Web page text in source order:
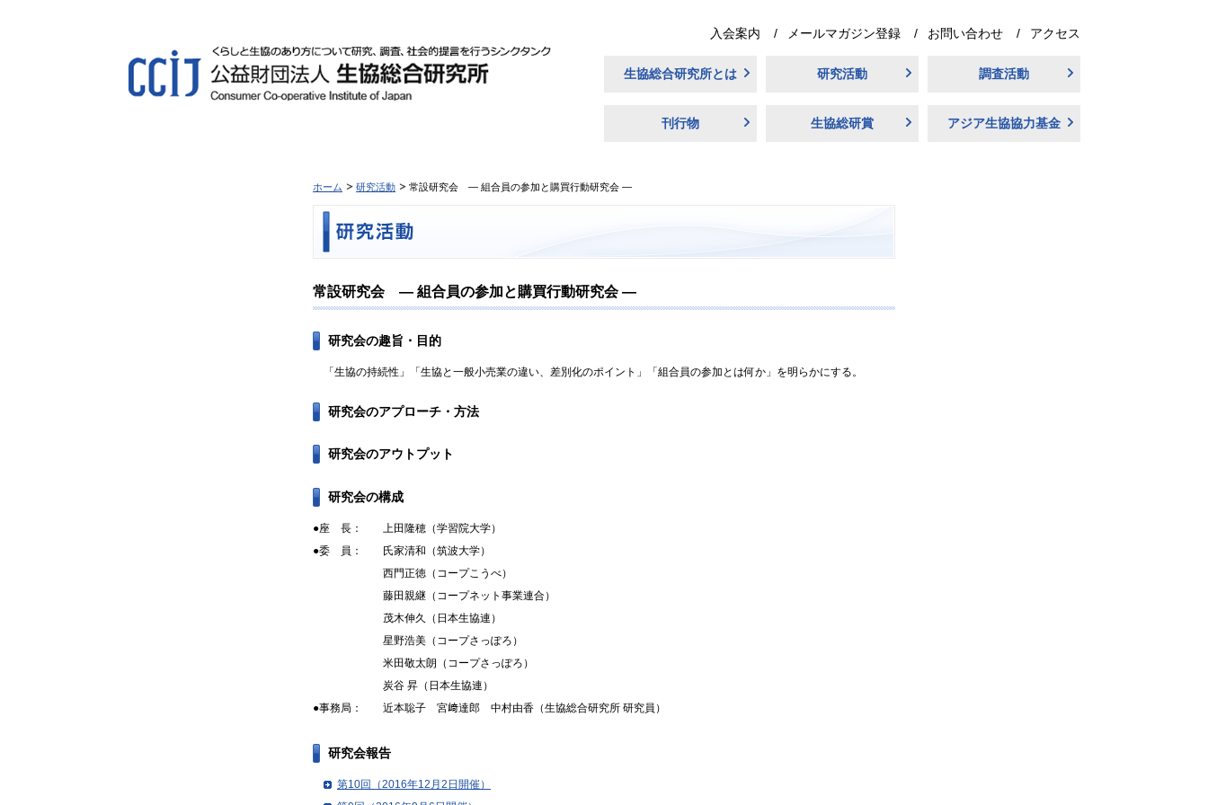
入会案内 メールマガジン登録 お問い合わせ アクセス
生協総合研究所とは 研究活動 調査活動
刊行物 生協総研賞 アジア生協協力基金
ホーム 研究活動 常設研究会 ― 組合員の参加と購買行動研究会 ―
常設研究会 ― 組合員の参加と購買行動研究会 ―
研究会の趣旨・目的
「生協の持続性」「生協と一般小売業の違い、差別化のポイント」「組合員の参加とは何か」を明らかにする。
研究会のアプローチ・方法
研究会のアウトプット
研究会の構成
●座 長：
上田隆穂（学習院大学）
●委 員：
氏家清和（筑波大学）
西門正徳（コープこうべ）
藤田親継（コープネット事業連合）
茂木伸久（日本生協連）
星野浩美（コープさっぽろ）
米田敬太朗（コープさっぽろ）
炭谷 昇（日本生協連）
●事務局：
近本聡子 宮﨑達郎 中村由香（生協総合研究所 研究員）
研究会報告
第10回（2016年12月2日開催）